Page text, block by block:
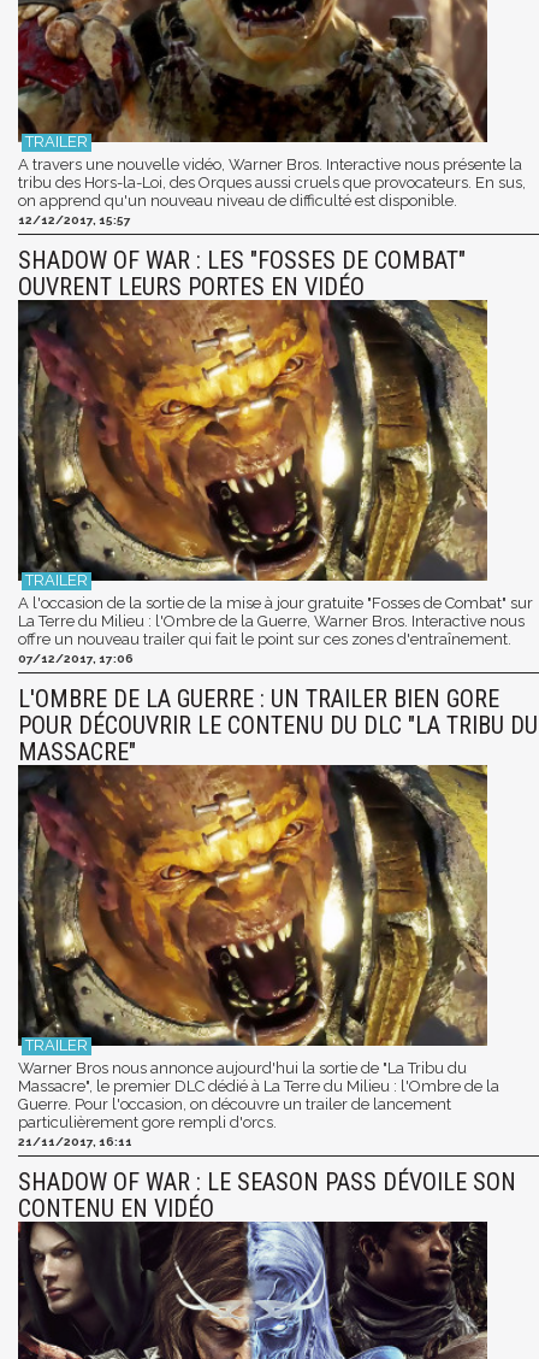
A travers une nouvelle vidéo, Warner Bros. Interactive nous présente la
tribu des Hors-la-Loi, des Orques aussi cruels que provocateurs. En sus,
on apprend qu'un nouveau niveau de difficulté est disponible.
12/12/2017, 15:57
SHADOW OF WAR : LES "FOSSES DE COMBAT"
OUVRENT LEURS PORTES EN VIDÉO
A l'occasion de la sortie de la mise à jour gratuite "Fosses de Combat" sur
La Terre du Milieu : l'Ombre de la Guerre, Warner Bros. Interactive nous
offre un nouveau trailer qui fait le point sur ces zones d'entraînement.
07/12/2017, 17:06
L'OMBRE DE LA GUERRE : UN TRAILER BIEN GORE
POUR DÉCOUVRIR LE CONTENU DU DLC "LA TRIBU DU
MASSACRE"
Warner Bros nous annonce aujourd'hui la sortie de "La Tribu du
Massacre", le premier DLC dédié à La Terre du Milieu : l'Ombre de la
Guerre. Pour l'occasion, on découvre un trailer de lancement
particulièrement gore rempli d'orcs.
21/11/2017, 16:11
SHADOW OF WAR : LE SEASON PASS DÉVOILE SON
CONTENU EN VIDÉO